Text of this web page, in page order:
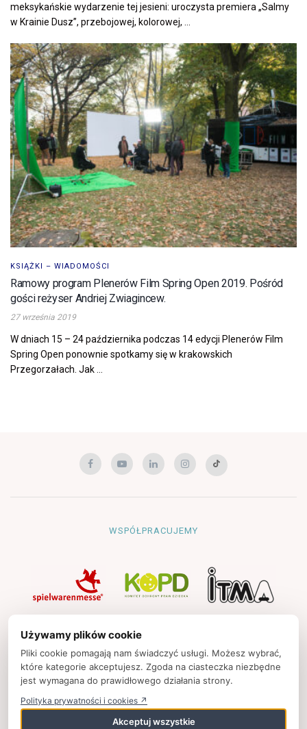
meksykańskie wydarzenie tej jesieni: uroczysta premiera „Salmy
w Krainie Dusz”, przebojowej, kolorowej, ...
KSIĄŻKI – WIADOMOŚCI
Ramowy program Plenerów Film Spring Open 2019. Pośród
gości reżyser Andriej Zwiagincew.
27 września 2019
W dniach 15 – 24 października podczas 14 edycji Plenerów Film
Spring Open ponownie spotkamy się w krakowskich
Przegorzałach. Jak ...
WSPÓŁPRACUJEMY
Strona główna
Polityka prywatności
Kontakt
Strony partnerskie
Używamy plików cookie
Pliki cookie pomagają nam świadczyć usługi. Możesz wybrać,
które kategorie akceptujesz. Zgoda na ciasteczka niezbędne
jest wymagana do prawidłowego działania strony.
Polityka prywatności i cookies ↗
Akceptuj wszystkie